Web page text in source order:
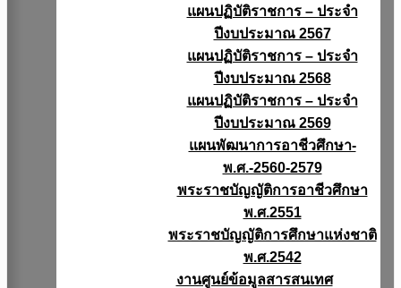
แผนปฏิบัติราชการ – ประจำ
ปีงบประมาณ 2567
แผนปฏิบัติราชการ – ประจำ
ปีงบประมาณ 2568
แผนปฏิบัติราชการ – ประจำ
ปีงบประมาณ 2569
แผนพัฒนาการอาชีวศึกษา-
พ.ศ.-2560-2579
พระราชบัญญัติการอาชีวศึกษา
พ.ศ.2551
พระราชบัญญัติการศึกษาแห่งชาติ
พ.ศ.2542
งานศูนย์ข้อมูลสารสนเทศ